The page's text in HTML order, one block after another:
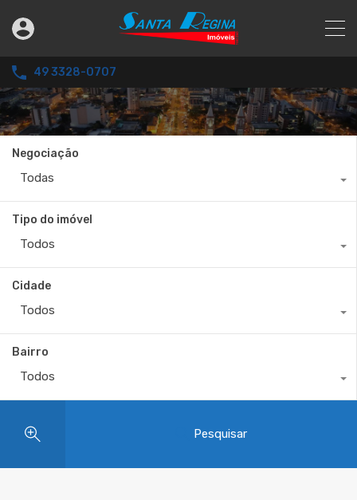
49 3328-0707
Negociação
Todas
Tipo do imóvel
Todos
Cidade
Todos
Bairro
Todos
Pesquisar